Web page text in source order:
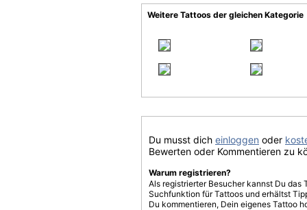
Weitere Tattoos der gleichen Kategorie
Du musst dich einloggen oder
Bewerten oder Kommentieren zu
Warum registrieren?
Als registrierter Besucher kannst Du
Suchfunktion für Tattoos und erhältst
Du kommentieren, Dein eigenes Tattoo